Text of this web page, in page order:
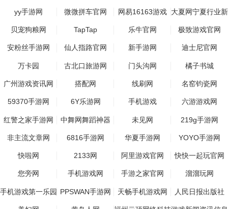
yy手游网 微微拼车官网 网易16163游戏 大夏网宁夏行业新
闻网门户
贝宠狗粮网 TapTap 乐牛官网 极致游戏官网
安粉丝手游网 仙人指路官网 新手游网 迪士尼官网
万卡园 古北口旅游网 门头沟网 橘子书城
广州游戏资讯网 搭配网 线刷网 名窑钧瓷网
59370手游网 6Y乐游网 手机游戏 六游游戏网
红警之家手游网 中舞网舞蹈神器
APP下载页
未见网 219g手游网
非主流文章网 6816手游网 华夏手游网 YOYO手游网
快啦网 2133网 阿里游戏官网 快快一起玩官网
您旁网 手机游戏网 手游之家官网 溜溜玩网
手机游戏第一乐园 PPSWAN手游网 天畅手机游戏网 人民日报出版社